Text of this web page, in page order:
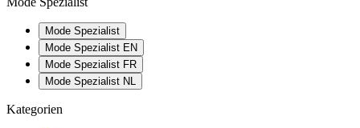
Mode Spezialist
Mode Spezialist EN
Mode Spezialist FR
Mode Spezialist NL
Kategorien